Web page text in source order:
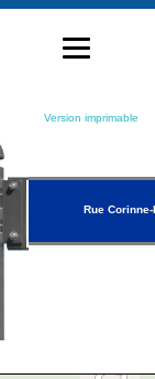
Version imprimable
Rue